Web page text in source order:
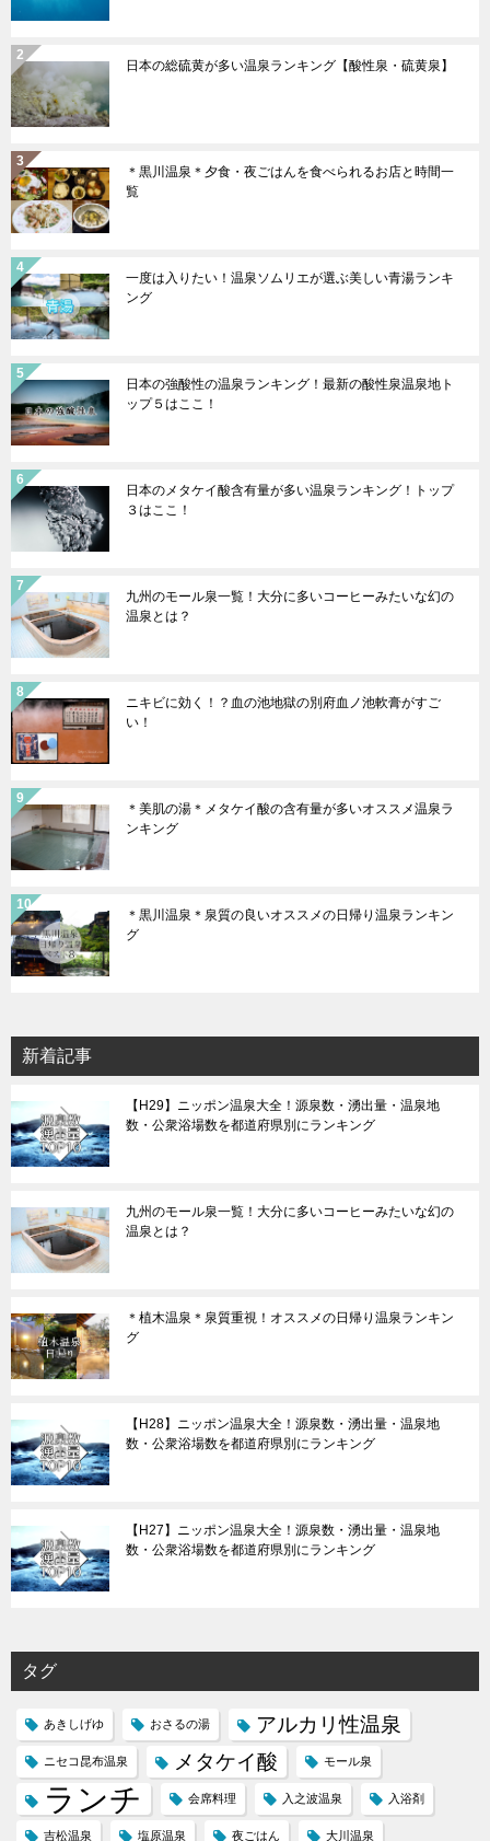
日本の総硫黄が多い温泉ランキング【酸性泉・硫黄泉】
＊黒川温泉＊夕食・夜ごはんを食べられるお店と時間一
覧
一度は入りたい！温泉ソムリエが選ぶ美しい青湯ランキ
ング
日本の強酸性の温泉ランキング！最新の酸性泉温泉地ト
ップ５はここ！
日本のメタケイ酸含有量が多い温泉ランキング！トップ
３はここ！
九州のモール泉一覧！大分に多いコーヒーみたいな幻の
温泉とは？
ニキビに効く！？血の池地獄の別府血ノ池軟膏がすご
い！
＊美肌の湯＊メタケイ酸の含有量が多いオススメ温泉ラ
ンキング
＊黒川温泉＊泉質の良いオススメの日帰り温泉ランキン
グ
新着記事
【H29】ニッポン温泉大全！源泉数・湧出量・温泉地
数・公衆浴場数を都道府県別にランキング
九州のモール泉一覧！大分に多いコーヒーみたいな幻の
温泉とは？
＊植木温泉＊泉質重視！オススメの日帰り温泉ランキン
グ
【H28】ニッポン温泉大全！源泉数・湧出量・温泉地
数・公衆浴場数を都道府県別にランキング
【H27】ニッポン温泉大全！源泉数・湧出量・温泉地
数・公衆浴場数を都道府県別にランキング
タグ
あきしげゆ おさるの湯 アルカリ性温泉
ニセコ昆布温泉 メタケイ酸 モール泉
ランチ 会席料理 入之波温泉 入浴剤
吉松温泉 塩原温泉 夜ごはん 大川温泉